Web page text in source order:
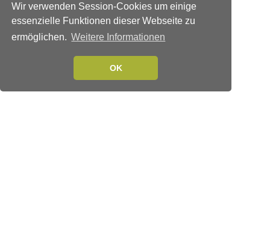
Wir verwenden Session-Cookies um einige
essenzielle Funktionen dieser Webseite zu
ermöglichen. Weitere Informationen
OK